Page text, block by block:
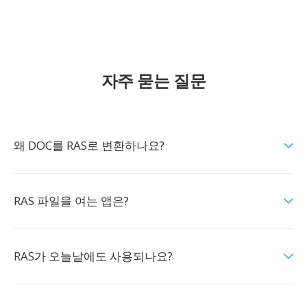
자주 묻는 질문
왜 DOC를 RAS로 변환하나요?
RAS 파일을 여는 앱은?
RAS가 오늘날에도 사용되나요?